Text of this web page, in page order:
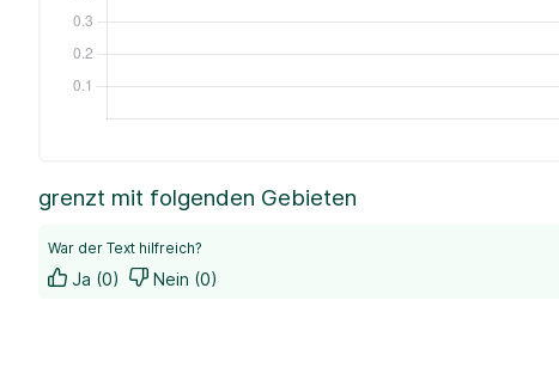
grenzt mit folgenden Gebieten
War der Text hilfreich?
Ja (0) Nein (0)